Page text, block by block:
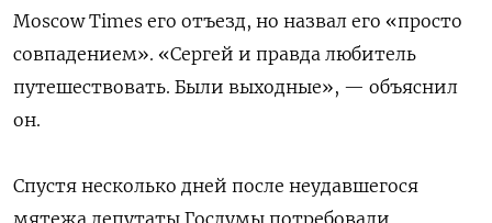
Moscow Times его отъезд, но назвал его «просто
совпадением». «Сергей и правда любитель
путешествовать. Были выходные», — объяснил
он.
Спустя несколько дней после неудавшегося
мятежа депутаты Госдумы потребовали